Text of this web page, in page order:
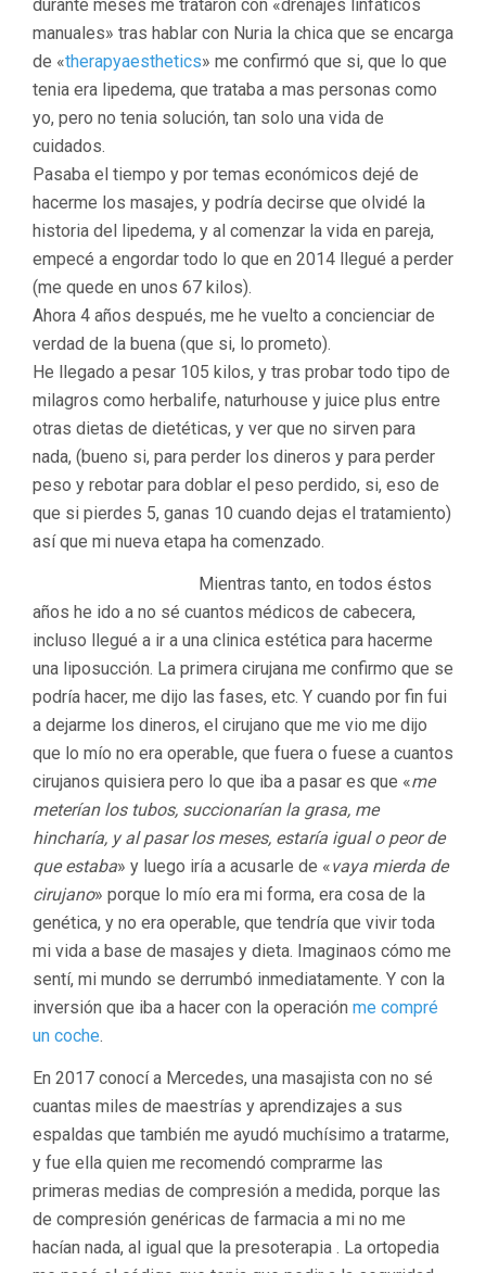
durante meses me trataron con «drenajes linfáticos
manuales» tras hablar con Nuria la chica que se encarga
de «therapyaesthetics» me confirmó que si, que lo que
tenia era lipedema, que trataba a mas personas como
yo, pero no tenia solución, tan solo una vida de
cuidados.
Pasaba el tiempo y por temas económicos dejé de
hacerme los masajes, y podría decirse que olvidé la
historia del lipedema, y al comenzar la vida en pareja,
empecé a engordar todo lo que en 2014 llegué a perder
(me quede en unos 67 kilos).
Ahora 4 años después, me he vuelto a concienciar de
verdad de la buena (que si, lo prometo).
He llegado a pesar 105 kilos, y tras probar todo tipo de
milagros como herbalife, naturhouse y juice plus entre
otras dietas de dietéticas, y ver que no sirven para
nada, (bueno si, para perder los dineros y para perder
peso y rebotar para doblar el peso perdido, si, eso de
que si pierdes 5, ganas 10 cuando dejas el tratamiento)
así que mi nueva etapa ha comenzado.
Mientras tanto, en todos éstos
años he ido a no sé cuantos médicos de cabecera,
incluso llegué a ir a una clinica estética para hacerme
una liposucción. La primera cirujana me confirmo que se
podría hacer, me dijo las fases, etc. Y cuando por fin fui
a dejarme los dineros, el cirujano que me vio me dijo
que lo mío no era operable, que fuera o fuese a cuantos
cirujanos quisiera pero lo que iba a pasar es que «me
meterían los tubos, succionarían la grasa, me
hincharía, y al pasar los meses, estaría igual o peor de
que estaba» y luego iría a acusarle de «vaya mierda de
cirujano» porque lo mío era mi forma, era cosa de la
genética, y no era operable, que tendría que vivir toda
mi vida a base de masajes y dieta. Imaginaos cómo me
sentí, mi mundo se derrumbó inmediatamente. Y con la
inversión que iba a hacer con la operación me compré
un coche.
En 2017 conocí a Mercedes, una masajista con no sé
cuantas miles de maestrías y aprendizajes a sus
espaldas que también me ayudó muchísimo a tratarme,
y fue ella quien me recomendó comprarme las
primeras medias de compresión a medida, porque las
de compresión genéricas de farmacia a mi no me
hacían nada, al igual que la presoterapia . La ortopedia